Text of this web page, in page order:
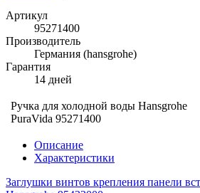
Артикул
95271400
Производитель
Германия (hansgrohe)
Гарантия
14 дней
Ручка для холодной воды Hansgrohe
PuraVida 95271400
Описание
Характеристики
Заглушки винтов крепления панели